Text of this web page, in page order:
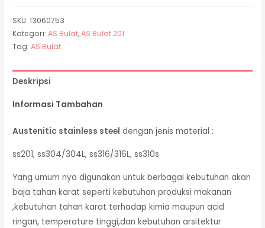
SKU:13060753
Kategori:AS Bulat,AS Bulat 201
Tag:AS Bulat
Deskripsi
Informasi Tambahan
Austenitic stainless steel dengan jenis material :
ss201, ss304/304L, ss316/316L, ss310s
Yang umum nya digunakan untuk berbagai kebutuhan akan
baja tahan karat seperti kebutuhan produksi makanan
,kebutuhan tahan karat terhadap kimia maupun acid
ringan, temperature tinggi,dan kebutuhan arsitektur